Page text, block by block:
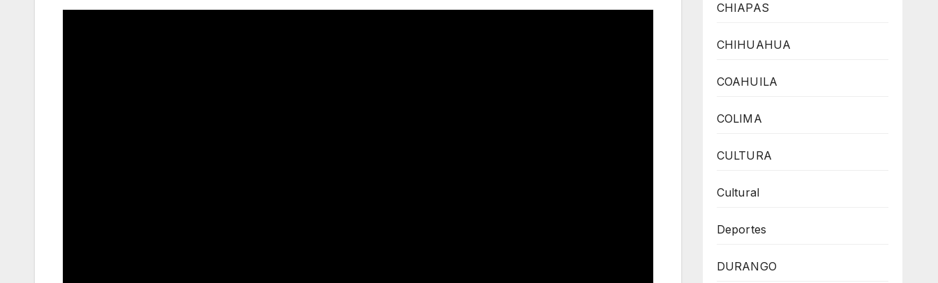
CHIAPAS
CHIHUAHUA
COAHUILA
COLIMA
CULTURA
Cultural
Deportes
DURANGO